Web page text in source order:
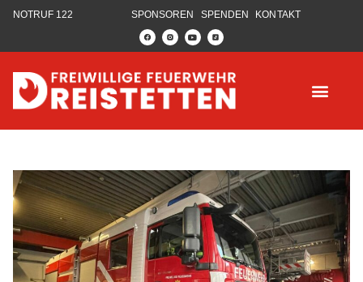
NOTRUF 122 SPONSOREN SPENDEN KONTAKT